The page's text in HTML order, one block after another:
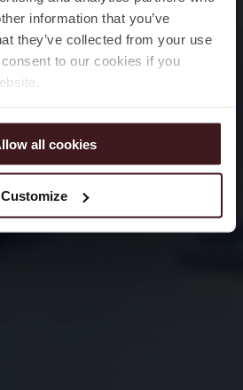
information that you’ve
they’ve collected from your use
to our cookies if you
all cookies
Customize